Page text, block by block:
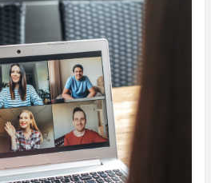
20:00
22:00
09:00
12:00
13:00
17:00
19:00 –
22:00
09:00 –
12:00
13:00 –
17:00
19:00 – 22:00
check when you make a request.